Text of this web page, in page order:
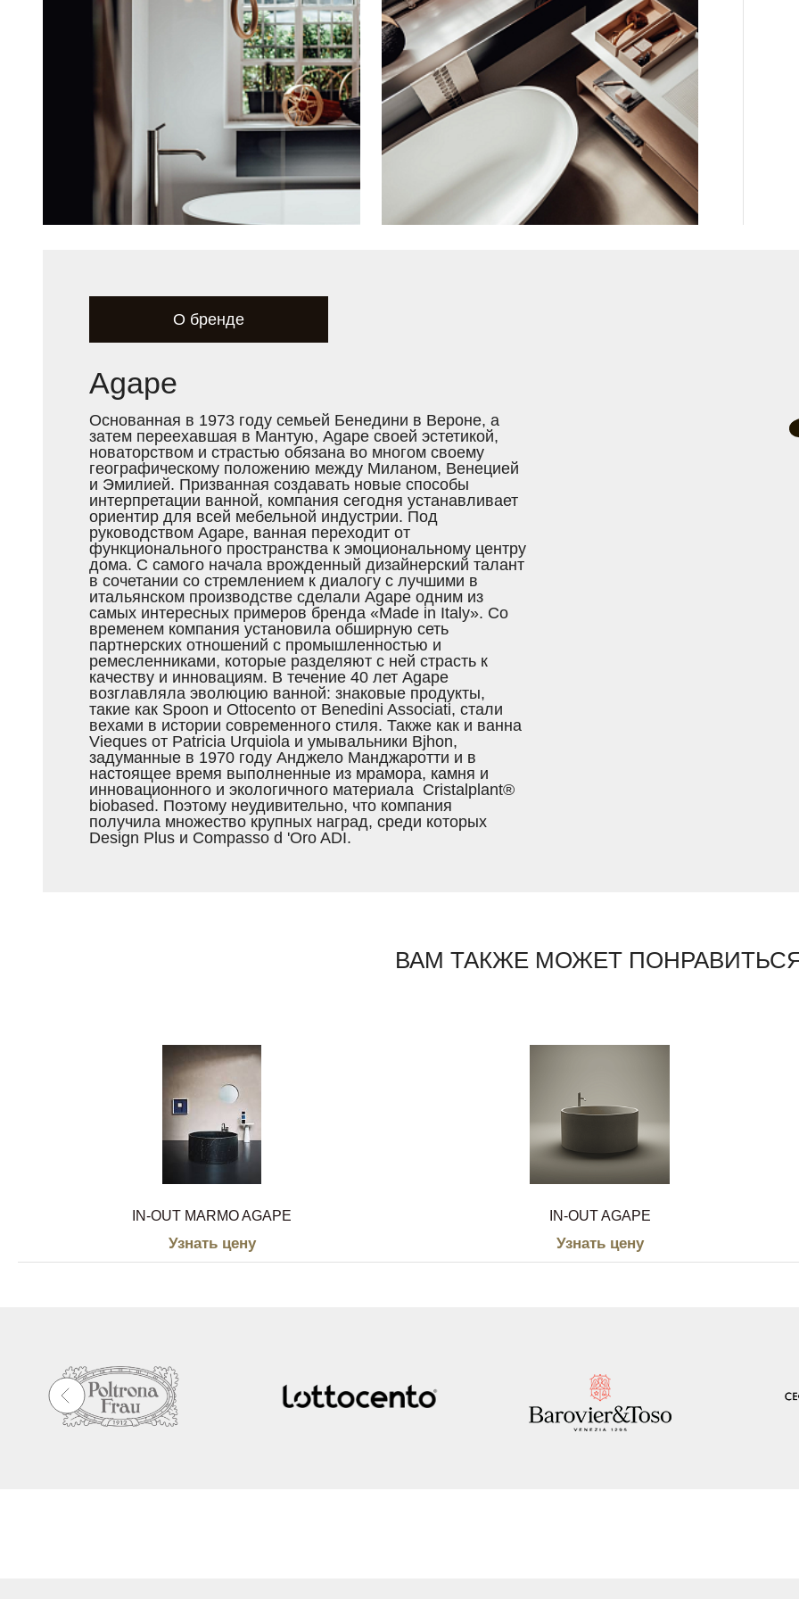
О бренде
Agape
Основанная в 1973 году семьей Бенедини в Вероне, а
затем переехавшая в Мантую, Agape своей эстетикой,
новаторством и страстью обязана во многом своему
географическому положению между Миланом, Венецией
и Эмилией. Призванная создавать новые способы
интерпретации ванной, компания сегодня устанавливает
ориентир для всей мебельной индустрии. Под
руководством Agape, ванная переходит от
функционального пространства к эмоциональному центру
дома. С самого начала врожденный дизайнерский талант
в сочетании со стремлением к диалогу с лучшими в
итальянском производстве сделали Agape одним из
самых интересных примеров бренда «Made in Italy». Со
временем компания установила обширную сеть
партнерских отношений с промышленностью и
ремесленниками, которые разделяют с ней страсть к
качеству и инновациям. В течение 40 лет Agape
возглавляла эволюцию ванной: знаковые продукты,
такие как Spoon и Ottocento от Benedini Associati, стали
вехами в истории современного стиля. Также как и ванна
Vieques от Patricia Urquiola и умывальники Bjhon,
задуманные в 1970 году Анджело Манджаротти и в
настоящее время выполненные из мрамора, камня и
инновационного и экологичного материала Cristalplant®
biobased. Поэтому неудивительно, что компания
получила множество крупных наград, среди которых
Design Plus и Compasso d 'Oro ADI.
ВАМ ТАКЖЕ МОЖЕТ
IN-OUT MARMO AGAPE
Узнать цену
IN-OUT AGAPE
Узнать цену